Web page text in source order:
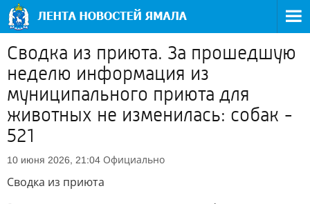
Сводка из приюта. За прошедшую
неделю информация из
муниципального приюта для
животных не изменилась: собак -
521
10 июня 2026, 21:04 Официально
Сводка из приюта